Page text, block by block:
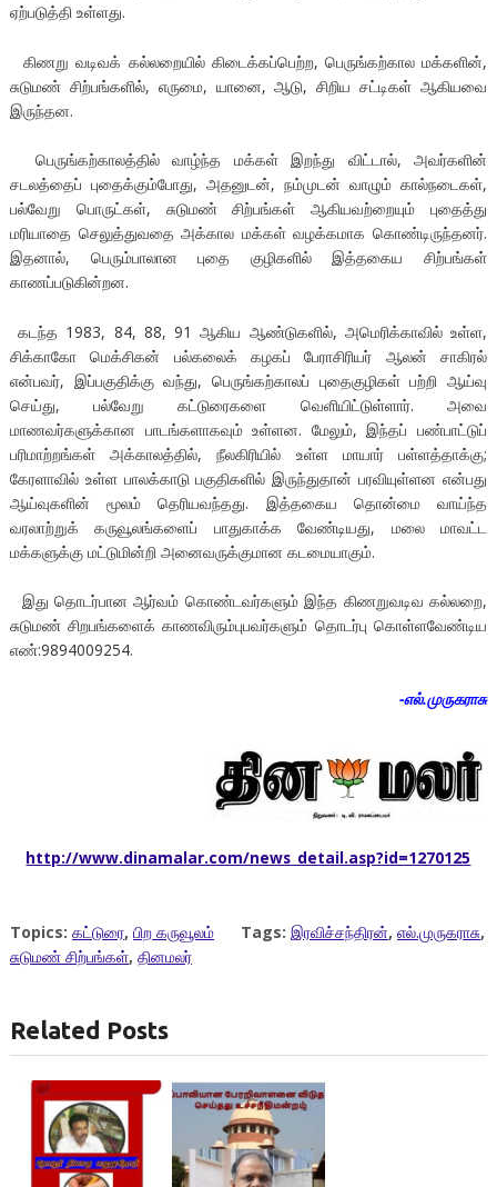
ஏற்படுத்தி உள்ளது.
கிணறு வடிவக் கல்லறையில் கிடைக்கப்பெற்ற, பெருங்கற்கால மக்களின்,
சுடுமண் சிற்பங்களில், எருமை, யானை, ஆடு, சிறிய சட்டிகள் ஆகியவை
இருந்தன.
பெருங்கற்காலத்தில் வாழ்ந்த மக்கள் இறந்து விட்டால், அவர்களின்
சடலத்தைப் புதைக்கும்போது, அதனுடன், நம்முடன் வாழும் கால்நடைகள்,
பல்வேறு பொருட்கள், சுடுமண் சிற்பங்கள் ஆகியவற்றையும் புதைத்து
மரியாதை செலுத்துவதை அக்கால மக்கள் வழக்கமாக கொண்டிருந்தனர்.
இதனால், பெரும்பாலான புதை குழிகளில் இத்தகைய சிற்பங்கள்
காணப்படுகின்றன.
கடந்த 1983, 84, 88, 91 ஆகிய ஆண்டுகளில், அமெரிக்காவில் உள்ள,
சிக்காகோ மெக்சிகன் பல்கலைக் கழகப் பேராசிரியர் ஆலன் சாகிரல்
என்பவர், இப்பகுதிக்கு வந்து, பெருங்கற்காலப் புதைகுழிகள் பற்றி ஆய்வு
செய்து, பல்வேறு கட்டுரைகளை வெளியிட்டுள்ளார். அவை
மாணவர்களுக்கான பாடங்களாகவும் உள்ளன. மேலும், இந்தப் பண்பாட்டுப்
பரிமாற்றங்கள் அக்காலத்தில், நீலகிரியில் உள்ள மாயார் பள்ளத்தாக்கு;
கேரளாவில் உள்ள பாலக்காடு பகுதிகளில் இருந்துதான் பரவியுள்ளன என்பது
ஆய்வுகளின் மூலம் தெரியவந்தது. இத்தகைய தொன்மை வாய்ந்த
வரலாற்றுக் கருவூலங்களைப் பாதுகாக்க வேண்டியது, மலை மாவட்ட
மக்களுக்கு மட்டுமின்றி அனைவருக்குமான கடமையாகும்.
இது தொடர்பான ஆர்வம் கொண்டவர்களும் இந்த கிணறுவடிவ கல்லறை,
சுடுமண் சிறபங்களைக் காணவிரும்புபவர்களும் தொடர்பு கொள்ளவேண்டிய
எண்:9894009254.
-எல்.முருகராசு
http://www.dinamalar.com/news_detail.asp?id=1270125
Topics: கட்டுரை, பிற கருவூலம் Tags: இரவிச்சந்திரன், எல்.முருகராசு,
சுடுமண் சிற்பங்கள், தினமலர்
Related Posts